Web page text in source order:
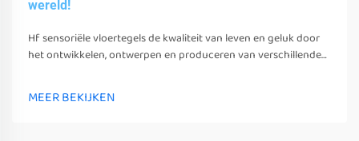
wereld!
Hf sensoriële vloertegels de kwaliteit van leven en geluk door
het ontwikkelen, ontwerpen en produceren van verschillende
MEER BEKIJKEN